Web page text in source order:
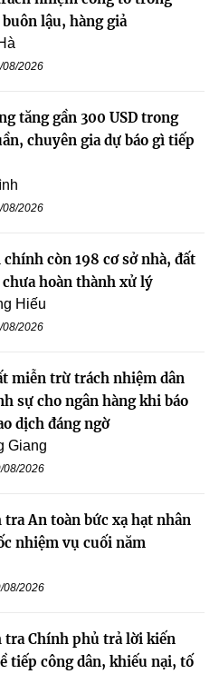
lậu, hàng giả
08/2026
tăng gần 300 USD trong
chuyên gia dự báo gì tiếp
08/2026
chính còn 198 cơ sở nhà, đất
hoàn thành xử lý
Hiếu
08/2026
miễn trừ trách nhiệm dân
sự cho ngân hàng khi báo
dịch đáng ngờ
Giang
08/2026
tra An toàn bức xạ hạt nhân
nhiệm vụ cuối năm
08/2026
tra Chính phủ trả lời kiến
tiếp công dân, khiếu nại, tố